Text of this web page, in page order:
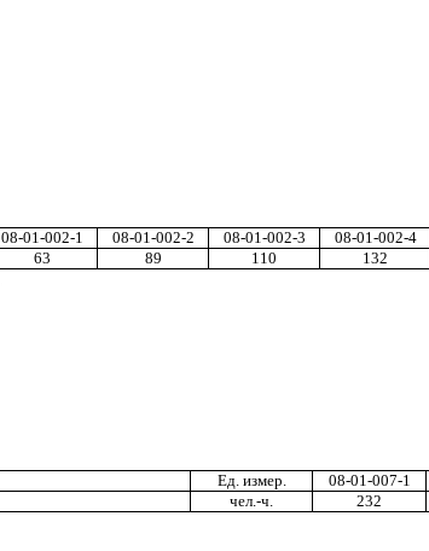
08-01-002-1 08-01-002-2 08-01-002-3 08-01-002-4
63 89 110 132
Ед измер 08-01-007-1
чел .-ч 232